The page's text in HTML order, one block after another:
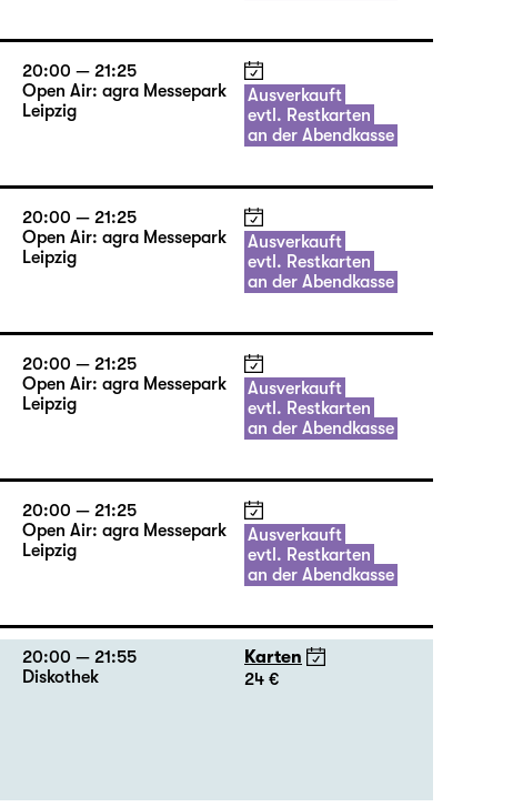
Ausverkauft
evtl. Restkarten
an der Abendkasse
20:00 — 21:25
Open Air: agra Messepark
Leipzig
Ausverkauft
evtl. Restkarten
an der Abendkasse
20:00 — 21:25
Open Air: agra Messepark
Leipzig
Ausverkauft
evtl. Restkarten
an der Abendkasse
20:00 — 21:25
Open Air: agra Messepark
Leipzig
Ausverkauft
evtl. Restkarten
an der Abendkasse
20:00 — 21:25
Open Air: agra Messepark
Leipzig
Karten
24 €
20:00 — 21:55
Diskothek